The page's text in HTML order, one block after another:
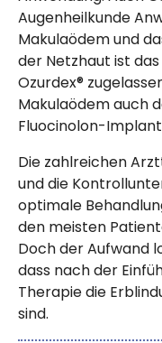
Augenheilkunde
Makulaödem und
der Netzhaut ist
Ozurdex®
Makulaödem auch
Fluocinolon-
Die zahlreichen
und die
optimale
den meisten
Doch der Aufwand
dass nach der
Therapie die
sind.